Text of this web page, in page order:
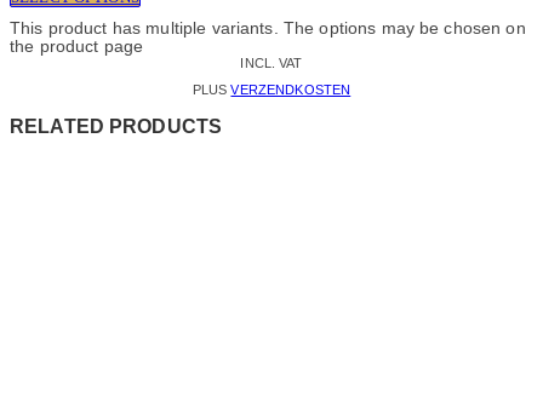
This product has multiple variants. The options may be chosen on
the product page
INCL. VAT
PLUSVERZENDKOSTEN
RELATED PRODUCTS